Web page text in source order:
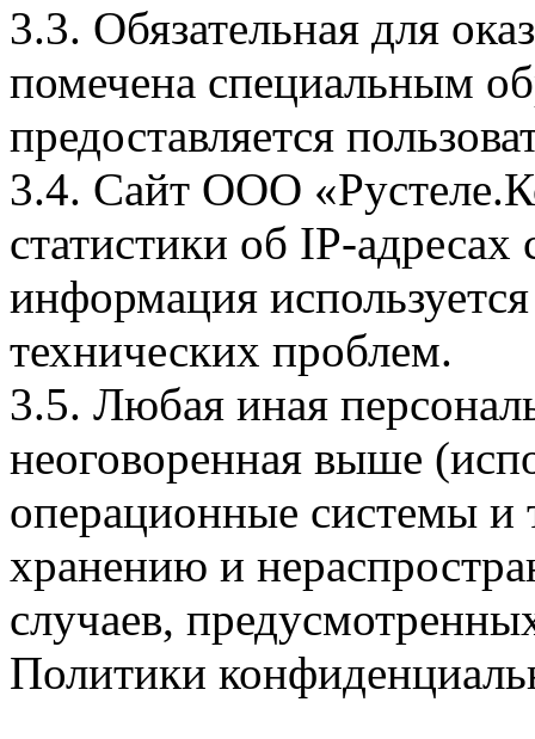
3.3. Обязательная для
помечена специальным
предоставляется
3.4. Сайт ООО
статистики об IP-
информация
технических проблем.
3.5. Любая иная
неоговоренная выше
операционные системы
хранению и
случаев,
Политики